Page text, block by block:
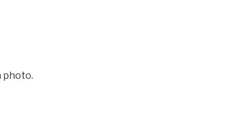
photo.